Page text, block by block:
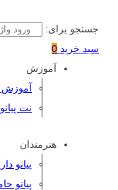
جستجو برای:
سبد خرید 0
آموزش
آموزش
نت پیانو
هنرمندان
پیانو
پیانو